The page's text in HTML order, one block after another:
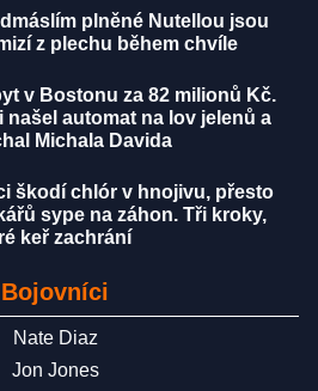
plněné Nutellou jsou
z plechu během chvíle
v Bostonu za 82 milionů Kč.
našel automat na lov jelenů a
Michala Davida
škodí chlór v hnojivu, přesto
sype na záhon. Tři kroky,
keř zachrání
Bojovníci
Nate Diaz
Jon Jones